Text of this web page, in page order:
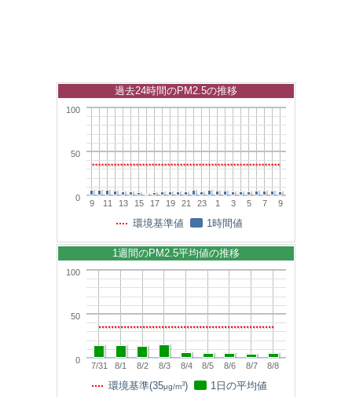
9 11 13 15 17 19 21 23 1 3 5 7 9
0
50
100
過去24時間のPM2.5の推移
環境基準値 1時間値
7/31 8/1 8/2 8/3 8/4 8/5 8/6 8/7 8/8
0
50
100
1週間のPM2.5平均値の推移
環境基準(35μg/m3) 1日の平均値